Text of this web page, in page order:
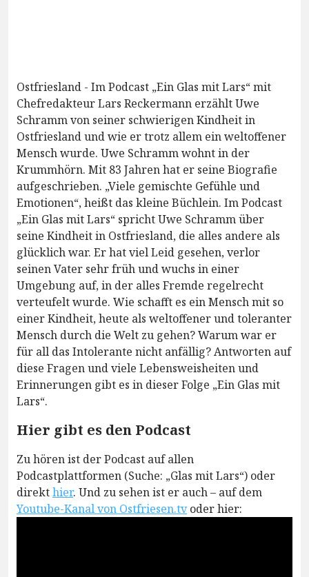
Ostfriesland - Im Podcast „Ein Glas mit Lars“ mit
Chefredakteur Lars Reckermann erzählt Uwe
Schramm von seiner schwierigen Kindheit in
Ostfriesland und wie er trotz allem ein weltoffener
Mensch wurde. Uwe Schramm wohnt in der
Krummhörn. Mit 83 Jahren hat er seine Biografie
aufgeschrieben. „Viele gemischte Gefühle und
Emotionen“, heißt das kleine Büchlein. Im Podcast
„Ein Glas mit Lars“ spricht Uwe Schramm über
seine Kindheit in Ostfriesland, die alles andere als
glücklich war. Er hat viel Leid gesehen, verlor
seinen Vater sehr früh und wuchs in einer
Umgebung auf, in der alles Fremde regelrecht
verteufelt wurde. Wie schafft es ein Mensch mit so
einer Kindheit, heute als weltoffener und toleranter
Mensch durch die Welt zu gehen? Warum war er
für all das Intolerante nicht anfällig? Antworten auf
diese Fragen und viele Lebensweisheiten und
Erinnerungen gibt es in dieser Folge „Ein Glas mit
Lars“.
Hier gibt es den Podcast
Zu hören ist der Podcast auf allen
Podcastplattformen (Suche: „Glas mit Lars“) oder
direkthier. Und zu sehen ist er auch – auf dem
Youtube-Kanal von Ostfriesen.tvoder hier: